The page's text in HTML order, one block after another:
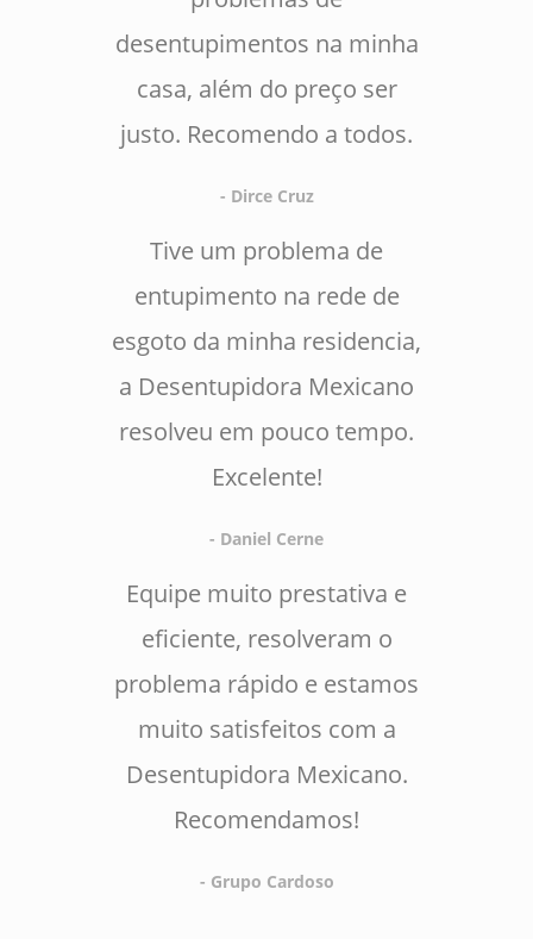
desentupimentos na minha
casa, além do preço ser
justo. Recomendo a todos.
- Dirce Cruz
Tive um problema de
entupimento na rede de
esgoto da minha residencia,
a Desentupidora Mexicano
resolveu em pouco tempo.
Excelente!
- Daniel Cerne
Equipe muito prestativa e
eficiente, resolveram o
problema rápido e estamos
muito satisfeitos com a
Desentupidora Mexicano.
Recomendamos!
- Grupo Cardoso